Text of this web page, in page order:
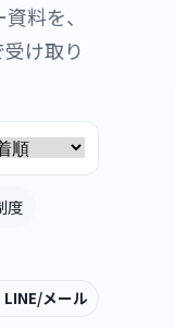
料を、
受け取り
度
LINE/メール